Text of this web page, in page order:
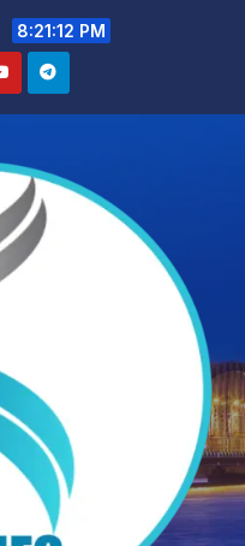
8:21:14 PM